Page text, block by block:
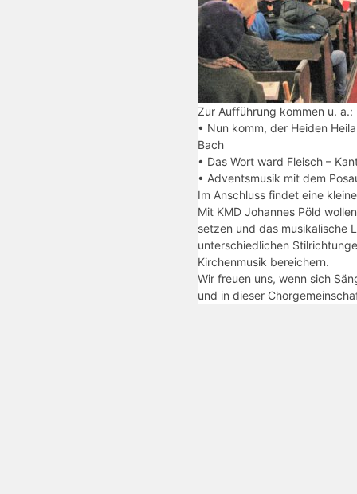
Zur Aufführung kommen u. a.:
• Nun komm, der Heiden
Bach
• Das Wort ward Fleisch –
• Adventsmusik mit dem
Im Anschluss findet eine
Mit KMD Johannes Pöld
setzen und das musikalische
unterschiedlichen
Kirchenmusik bereichern.
Wir freuen uns, wenn sich
und in dieser